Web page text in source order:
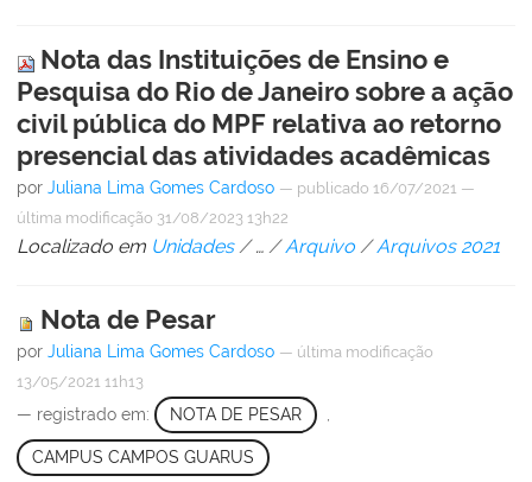
Nota das Instituições de Ensino e
Pesquisa do Rio de Janeiro sobre a ação
civil pública do MPF relativa ao retorno
presencial das atividades acadêmicas
por Juliana Lima Gomes Cardoso — publicado 16/07/2021 —
última modificação 31/08/2023 13h22
Localizado em Unidades /… /Arquivo /Arquivos 2021
Nota de Pesar
por Juliana Lima Gomes Cardoso — última modificação
13/05/2021 11h13
— registrado em: NOTA DE PESAR ,
CAMPUS CAMPOS GUARUS